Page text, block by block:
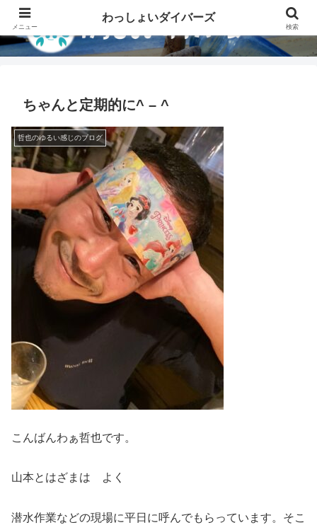
ちゃんと定期的に^ – ^
哲也のゆるい感じのブログ
こんばんわぁ哲也です。
山本とはざまは よく
潜水作業などの現場に平日に呼んでもらっています。そこ
メニュー
わっしょいダイバーズ
検索